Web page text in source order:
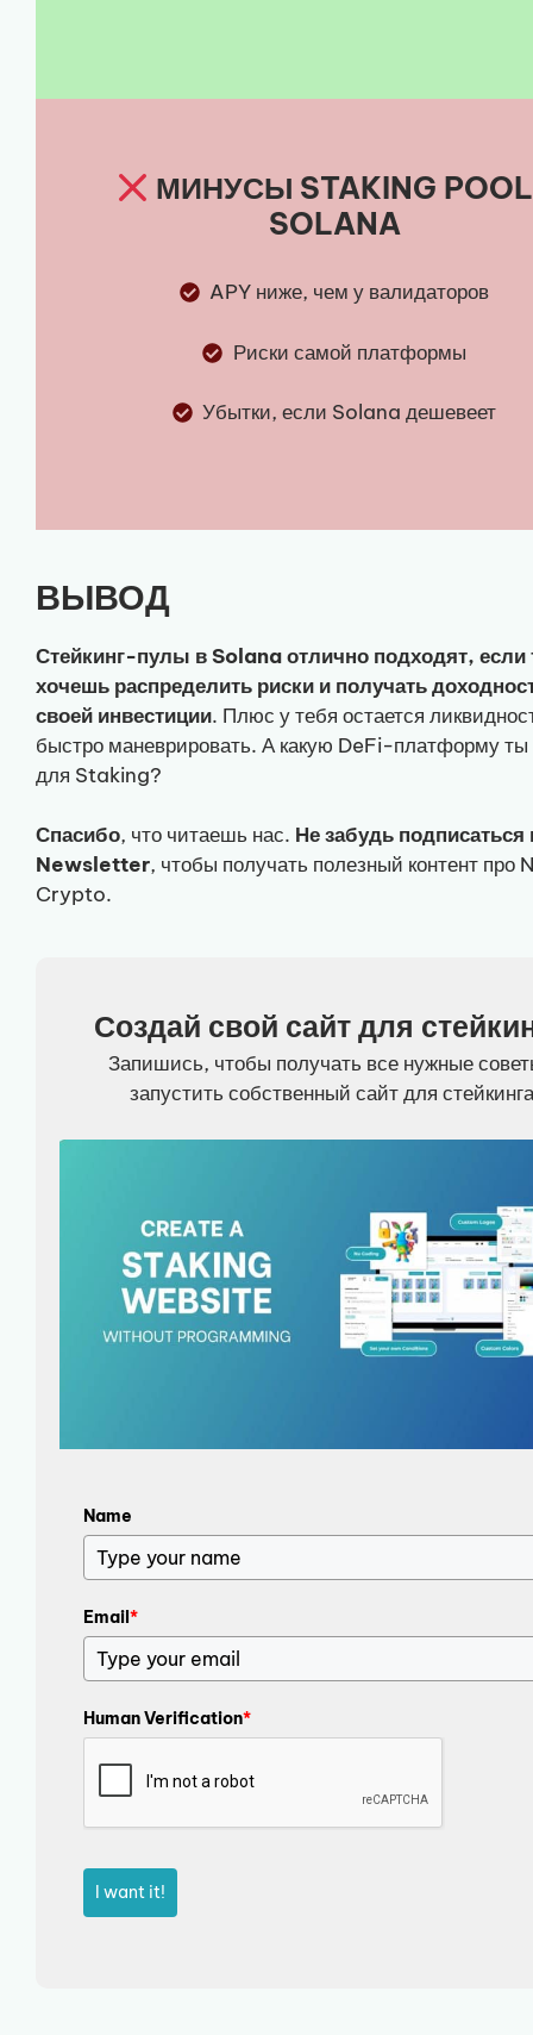
МИНУСЫ STAKING
SOLANA
APY ниже, чем у валидаторов
Риски самой платформы
Убытки, если Solana дешевеет
ВЫВОД
Стейкинг-пулы в Solana отлично подходят, если
хочешь распределить риски и получать
своей инвестиции. Плюс у тебя остается
быстро маневрировать. А какую DeFi-платформу
для Staking?
Спасибо, что читаешь нас. Не забудь подписаться
Newsletter, чтобы получать полезный контент про
Crypto.
Создай свой сайт для
Запишись, чтобы получать все нужные
запустить собственный сайт для
Name
Email*
Human Verification*
I want it!